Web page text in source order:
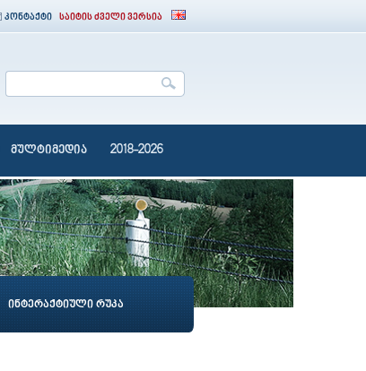
კონტაქტი საიტის ძველი ვერსია
მულტიმედია 2018-2026
ინტერაქტიული რუკა